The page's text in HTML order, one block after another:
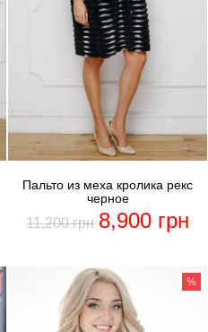
Пальто из меха кролика рекс
черное
11,200грн 8,900 грн
%